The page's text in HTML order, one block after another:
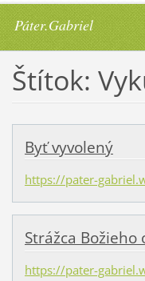
Páter.Gabriel
Štítok:
Byť vyvolený
https://pater-
Strážca Božieho
https://pater-